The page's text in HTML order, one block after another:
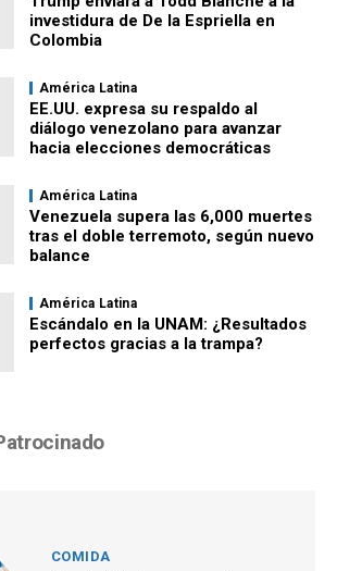
investidura de De la Espriella en
Colombia
América Latina
EE.UU. expresa su respaldo al
diálogo venezolano para avanzar
hacia elecciones democráticas
América Latina
Venezuela supera las 6,000 muertes
tras el doble terremoto, según nuevo
balance
América Latina
Escándalo en la UNAM: ¿Resultados
perfectos gracias a la trampa?
COMIDA